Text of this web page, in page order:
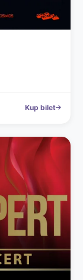
Kup bilet